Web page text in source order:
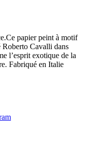
papier peint à motif
Cavalli dans
l’esprit exotique de la
Fabriqué en Italie